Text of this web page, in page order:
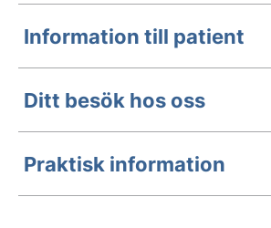
Information till patient
Ditt besök hos oss
Praktisk information